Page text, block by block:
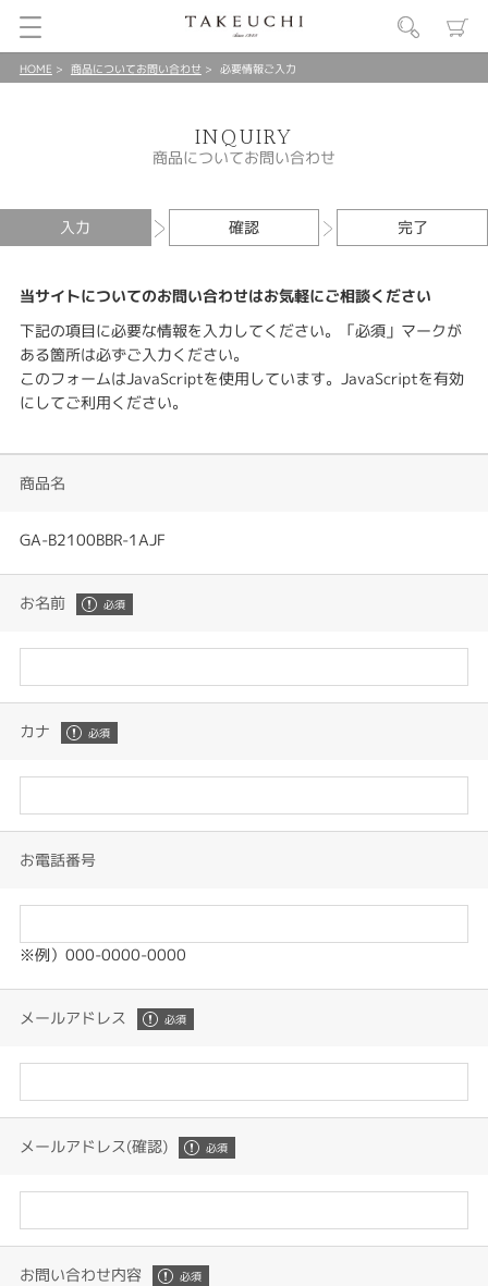
HOME 商品についてお問い合わせ 必要情報ご入力
INQUIRY
商品についてお問い合わせ
入力 確認 完了
当サイトについてのお問い合わせはお気軽にご相談ください
下記の項目に必要な情報を入力してください。「必須」マークが
ある箇所は必ずご入力ください。
このフォームはJavaScriptを使用しています。JavaScriptを有効
にしてご利用ください。
商品名
GA-B2100BBR-1AJF
お名前
カナ
お電話番号
※例）000-0000-0000
メールアドレス
メールアドレス(確認)
お問い合わせ内容